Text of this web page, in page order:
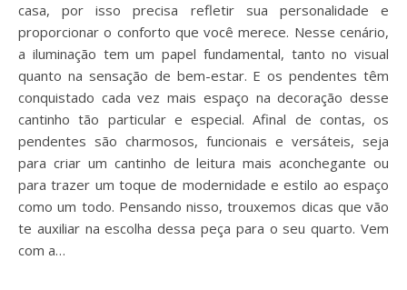
casa, por isso precisa refletir sua personalidade e
proporcionar o conforto que você merece. Nesse cenário,
a iluminação tem um papel fundamental, tanto no visual
quanto na sensação de bem-estar. E os pendentes têm
conquistado cada vez mais espaço na decoração desse
cantinho tão particular e especial. Afinal de contas, os
pendentes são charmosos, funcionais e versáteis, seja
para criar um cantinho de leitura mais aconchegante ou
para trazer um toque de modernidade e estilo ao espaço
como um todo. Pensando nisso, trouxemos dicas que vão
te auxiliar na escolha dessa peça para o seu quarto. Vem
com a…